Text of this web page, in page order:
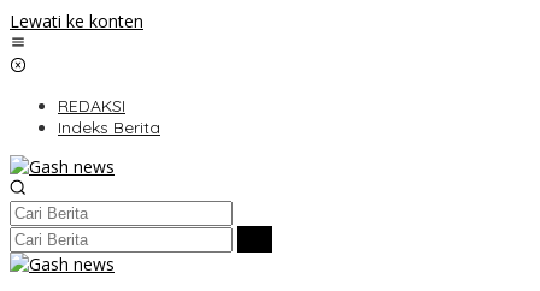
Lewati ke konten
REDAKSI
Indeks Berita